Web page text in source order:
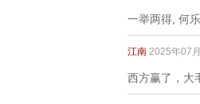
一举两得, 何
江南 2025年07
西方赢了，大